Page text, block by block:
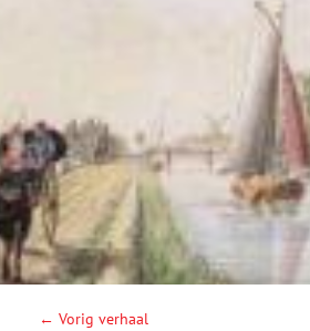
← Vorig verhaal